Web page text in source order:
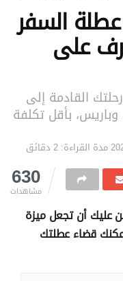
السفر
على
القادمة إلى
بأقل تكلفة
مدة القراءة: 2 دقائق
630
مشاهدات
عليك أن تجعل ميزة
قضاء عطلتك